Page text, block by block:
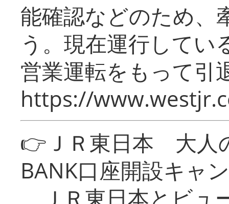
能確認などのため、
う。現在運行してい
営業運転をもって引
https://
👉ＪＲ東日本 大人
BANK口座開設キャ
ＪＲ東日本とビュ